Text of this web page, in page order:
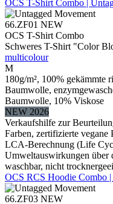
OCS T-Shirt Combo |
66.ZF01 NEW
OCS T-Shirt Combo
Schweres T-Shirt "Color
multicolour
M
180g/m², 100% gekämmte
Baumwolle,
Baumwolle, 10% Viskose
NEW 2026
Verkaufshilfe zur
Farben, zertifizierte
LCA-Berechnung (Life
Umweltauswirkungen über
waschbar, nicht
OCS RCS Hoodie Combo
66.ZF03 NEW